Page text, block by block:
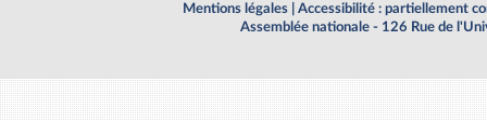
Mentions légales
Accessibilité : partiellement
Assemblée nationale - 126 Rue de